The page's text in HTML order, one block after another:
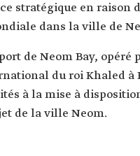
stratégique en
dans la ville de
de Neom Bay,
du roi Khaled
à la mise à
de la ville Neom.